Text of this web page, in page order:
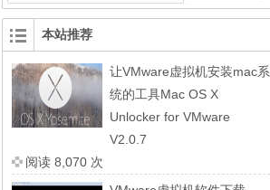
本站推荐
让VMware虚拟机安装mac系
统的工具Mac OS X
Unlocker for VMware
V2.0.7
阅读 8,070 次